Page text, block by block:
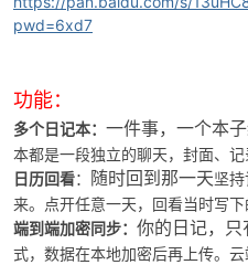
pwd=6xd7
功能：
多个日记本： 一件事，一个本
本都是一段独立的聊天，封面、记
日历回看： 随时回到那一天坚
来。点开任意一天，回看当时写下
端到端加密同步： 你的日记，只
式，数据在本地加密后再上传。云